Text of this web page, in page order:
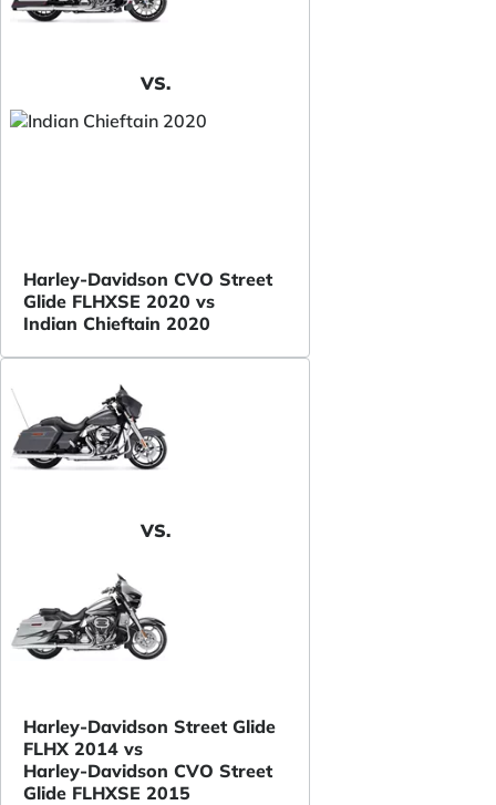
VS.
Harley-Davidson CVO Street
Glide FLHXSE 2020 vs
Indian Chieftain 2020
VS.
Harley-Davidson Street Glide
FLHX 2014 vs
Harley-Davidson CVO Street
Glide FLHXSE 2015